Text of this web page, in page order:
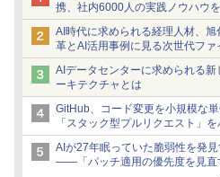
携、社内6000人の実践ノウハウ
商談記録 for RICOH」を展開へ
AI時代に求められる経理人材、旭
革とAI活用事例に見る次世代ファ
AIデータセンターに求められる新
ーキテクチャとは
GitHub、コード変更を小規模な
「スタック型プルリクエスト」
レビューで提供
AIが27年眠っていた脆弱性を発
――「パッチ適用の優先度を見直